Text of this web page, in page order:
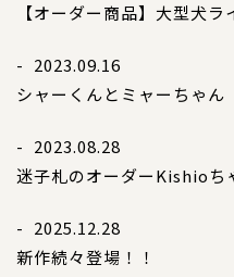
【オーダー商品】大型犬
- 2023.09.16
シャーくんとミャーちゃん
- 2023.08.28
迷子札のオーダーKishioち
- 2025.12.28
新作続々登場！！